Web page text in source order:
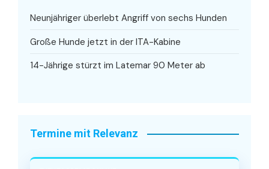
Neunjähriger überlebt Angriff von sechs Hunden
Große Hunde jetzt in der ITA-Kabine
14-Jährige stürzt im Latemar 90 Meter ab
Termine mit Relevanz